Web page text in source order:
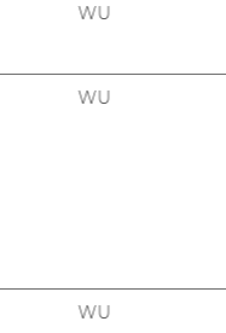
Career
WU
WU
WU